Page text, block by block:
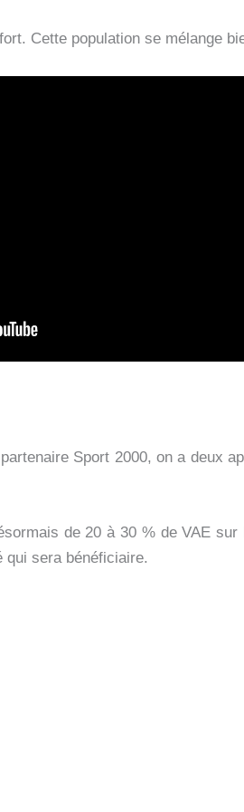
Cette population se mélange
Sport 2000, on a deux
de 20 à 30 % de VAE
qui sera bénéficiaire.